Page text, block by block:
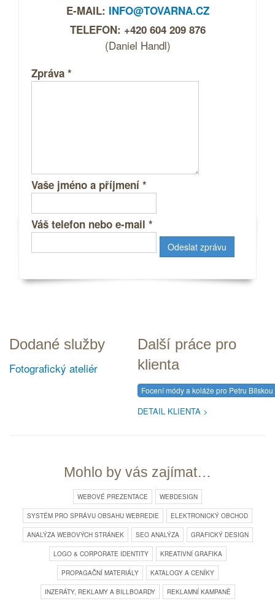
E-MAIL: INFO@TOVARNA.CZ
TELEFON: +420 604 209 876
(Daniel Handl)
Zpráva *
Vaše jméno a příjmení *
Váš telefon nebo e-mail *
Dodané služby
Fotografický ateliér
Další práce pro
klienta
Focení módy a koláže pro Petru Bílskou
DETAIL KLIENTA
Mohlo by vás zajímat…
WEBOVÉ PREZENTACE WEBDESIGN
SYSTÉM PRO SPRÁVU OBSAHU WEBREDIE ELEKTRONICKÝ OBCHOD
ANALÝZA WEBOVÝCH STRÁNEK SEO ANALÝZA GRAFICKÝ DESIGN
LOGO & CORPORATE IDENTITY KREATIVNÍ GRAFIKA
PROPAGAČNÍ MATERIÁLY KATALOGY A CENÍKY
INZERÁTY, REKLAMY A BILLBOARDY REKLAMNÍ KAMPANĚ